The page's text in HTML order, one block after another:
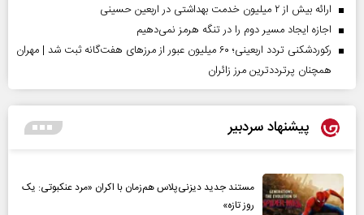
ارائه بیش از ۲ میلیون خدمت بهداشتی در اربعین حسینی
اجازه ایجاد مسیر دوم را در تنگه هرمز نمی‌دهیم
رکوردشکنی تردد اربعینی؛ ۶۰ میلیون عبور از مرزهای هفت‌گانه ثبت شد | مهران
همچنان پرترددترین مرز زائران
پیشنهاد سردبیر
مستند جدید دیزنی‌پلاس هم‌زمان با اکران «مرد عنکبوتی: یک
روز تازه»